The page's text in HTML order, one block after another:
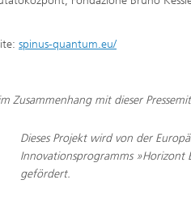
spinus-quantum.eu/
Zusammenhang mit dieser
Dieses Projekt wird von der
Innovationsprogramms
gefördert.